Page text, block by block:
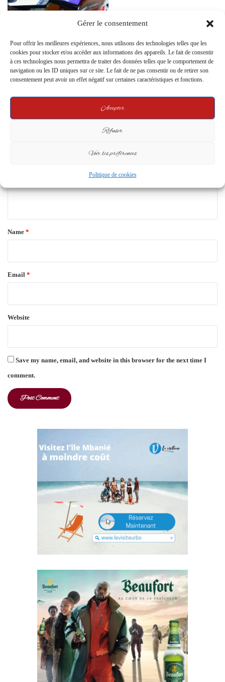
Gérer le consentement
Pour offrir les meilleures expériences, nous utilisons des technologies telles que les
cookies pour stocker et/ou accéder aux informations des appareils. Le fait de consentir
à ces technologies nous permettra de traiter des données telles que le comportement de
navigation ou les ID uniques sur ce site. Le fait de ne pas consentir ou de retirer son
consentement peut avoir un effet négatif sur certaines caractéristiques et fonctions.
Accepter
Refuser
Voir les préférences
Politique de cookies
Édifice Commun : Un Phare des
27 September 2023
Leave a Reply
Your email address will not be published. Required fields are marked
*
Name *
Email *
Website
Save my name, email, and website in this browser for the next time I
comment.